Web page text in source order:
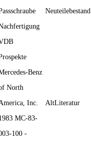
Neuteilebestand
Benz
North
Inc.
MC-83-
100 -
AltLiteratur